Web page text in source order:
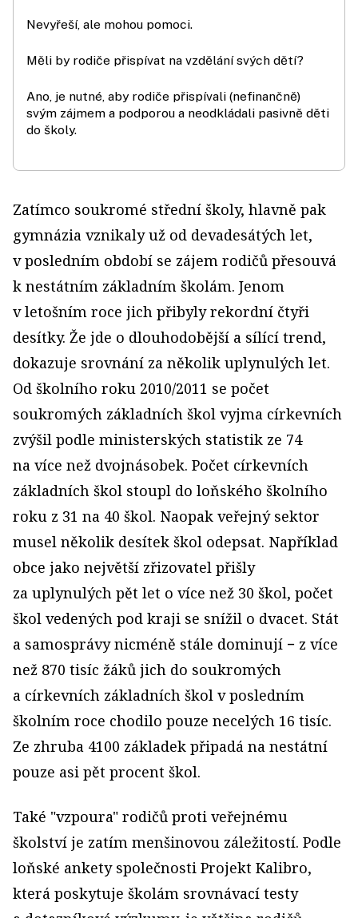
Nevyřeší, ale mohou pomoci.
Měli by rodiče přispívat na vzdělání svých dětí?
Ano, je nutné, aby rodiče přispívali (nefinančně)
svým zájmem a podporou a neodkládali pasivně děti
do školy.
Zatímco soukromé střední školy, hlavně pak
gymnázia vznikaly už od devadesátých let,
v posledním období se zájem rodičů přesouvá
k nestátním základním školám. Jenom
v letošním roce jich přibyly rekordní čtyři
desítky. Že jde o dlouhodobější a sílící trend,
dokazuje srovnání za několik uplynulých let.
Od školního roku 2010/2011 se počet
soukromých základních škol vyjma církevních
zvýšil podle ministerských statistik ze 74
na více než dvojnásobek. Počet církevních
základních škol stoupl do loňského školního
roku z 31 na 40 škol. Naopak veřejný sektor
musel několik desítek škol odepsat. Například
obce jako největší zřizovatel přišly
za uplynulých pět let o více než 30 škol, počet
škol vedených pod kraji se snížil o dvacet. Stát
a samosprávy nicméně stále dominují − z více
než 870 tisíc žáků jich do soukromých
a církevních základních škol v posledním
školním roce chodilo pouze necelých 16 tisíc.
Ze zhruba 4100 základek připadá na nestátní
pouze asi pět procent škol.
Také "vzpoura" rodičů proti veřejnému
školství je zatím menšinovou záležitostí. Podle
loňské ankety společnosti Projekt Kalibro,
která poskytuje školám srovnávací testy